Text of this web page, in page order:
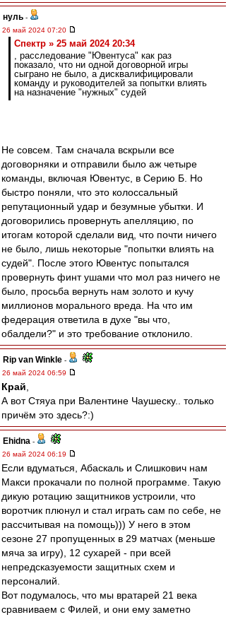
нуль -
26 май 2024 07:20
Спектр » 25 май 2024 20:34
, расследование "Ювентуса" как раз
показало, что ни одной договорной игры
сыграно не было, а дисквалифицировали
команду и руководителей за попытки влиять
на назначение "нужных" судей
Не совсем. Там сначала вскрыли все
договорняки и отправили было аж четыре
команды, включая Ювентус, в Серию Б. Но
быстро поняли, что это колоссальный
репутационный удар и безумные убытки. И
договорились провернуть апелляцию, по
итогам которой сделали вид, что почти ничего
не было, лишь некоторые "попытки влиять на
судей". После этого Ювентус попытался
провернуть финт ушами что мол раз ничего не
было, просьба вернуть нам золото и кучу
миллионов морального вреда. На что им
федерация ответила в духе "вы что,
обалдели?" и это требование отклонило.
Rip van Winkle -
26 май 2024 06:59
Край
А вот Стяуа при Валентине Чаушеску.. только
причём это здесь?:)
Ehidna -
26 май 2024 06:19
Если вдуматься, Абаскаль и Слишкович нам
Макси прокачали по полной программе. Такую
дикую ротацию защитников устроили, что
воротчик плюнул и стал играть сам по себе, не
рассчитывая на помощь))) У него в этом
сезоне 27 пропущенных в 29 матчах (меньше
мяча за игру), 12 сухарей - при всей
непредсказуемости защитных схем и
персоналий.
Вот подумалось, что мы вратарей 21 века
сравниваем с Филей, и они ему заметно